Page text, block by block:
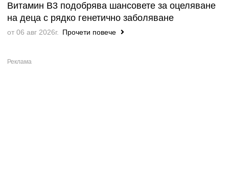
Витамин B3 подобрява шансовете за оцеляване
на деца с рядко генетично заболяване
от 06 авг 2026г. Прочети повече